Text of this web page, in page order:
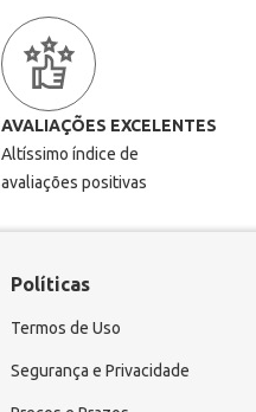
AVALIAÇÕES EXCELENTES
Altíssimo índice de
avaliações positivas
Políticas
Termos de Uso
Segurança e Privacidade